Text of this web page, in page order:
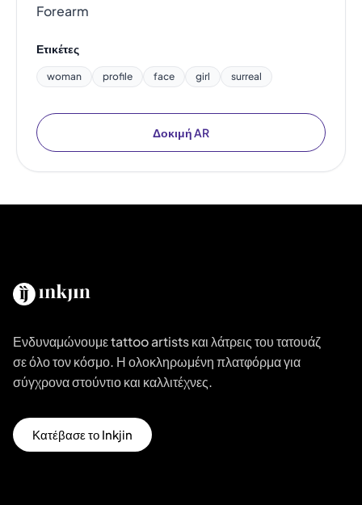
Forearm
Ετικέτες
woman profile face girl surreal
Δοκιμή AR
Ενδυναμώνουμε tattoo artists και λάτρεις του τατουάζ
σε όλο τον κόσμο. Η ολοκληρωμένη πλατφόρμα για
σύγχρονα στούντιο και καλλιτέχνες.
Κατέβασε το Inkjin